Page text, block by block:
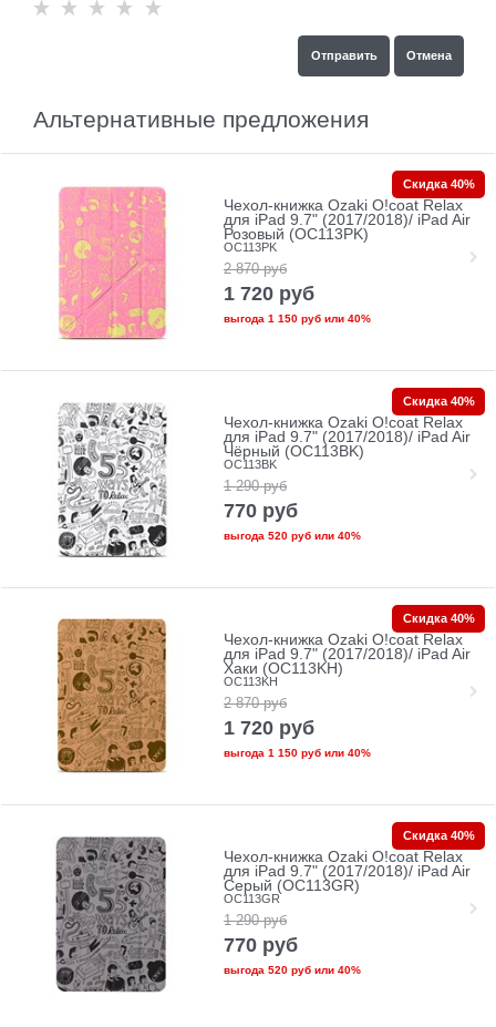
Альтернативные предложения
Чехол-книжка Ozaki O!coat Relax
для iPad 9.7" (2017/2018)/ iPad Air
Розовый (OC113PK)
OC113PK
2 870 руб
1 720 руб
выгода 1 150 рубили 40%
Скидка 40%
Чехол-книжка Ozaki O!coat Relax
для iPad 9.7" (2017/2018)/ iPad Air
Чёрный (OC113BK)
OC113BK
1 290 руб
770 руб
выгода 520 рубили 40%
Скидка 40%
Чехол-книжка Ozaki O!coat Relax
для iPad 9.7" (2017/2018)/ iPad Air
Хаки (OC113KH)
OC113KH
2 870 руб
1 720 руб
выгода 1 150 рубили 40%
Скидка 40%
Чехол-книжка Ozaki O!coat Relax
для iPad 9.7" (2017/2018)/ iPad Air
Серый (OC113GR)
OC113GR
1 290 руб
770 руб
выгода 520 рубили 40%
Скидка 40%